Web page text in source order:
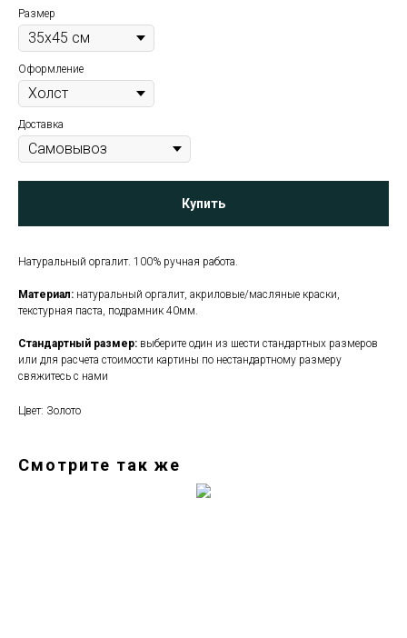
Размер
Оформление
Доставка
Купить
Натуральный оргалит. 100% ручная работа.
Материал: натуральный оргалит, акриловые/масляные краски,
текстурная паста, подрамник 40мм.
Стандартный размер: выберите один из шести стандартных размеров
или для расчета стоимости картины по нестандартному размеру
свяжитесь с нами
Цвет: Золото
Смотрите так же